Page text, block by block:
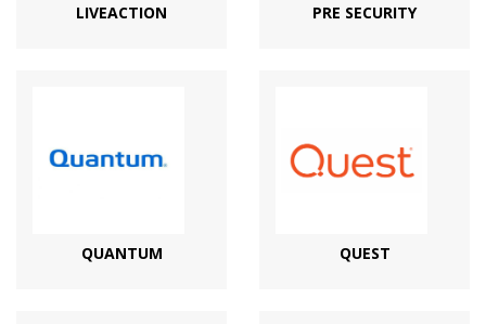
LIVEACTION PRE SECURITY
QUANTUM QUEST